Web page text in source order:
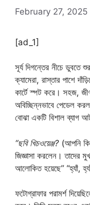
February 27, 2025
[ad_1]
সূর্য দিগন্তের নীচে
ক্যামেরা, রাস্তার পাশে
কার্টে স্পট করে। সহজ,
অবিচ্ছিন্নভাবে পেডেল
বোঝা একটি বিশাল ব্যাগ
“ছবি খিচওয়েঞ্জ? (আপনি
জিজ্ঞাসা করলেন। তাদের
আলোকিত হয়েছে” “হ্যাঁ,
ফটোগ্রাফার পরামর্শ